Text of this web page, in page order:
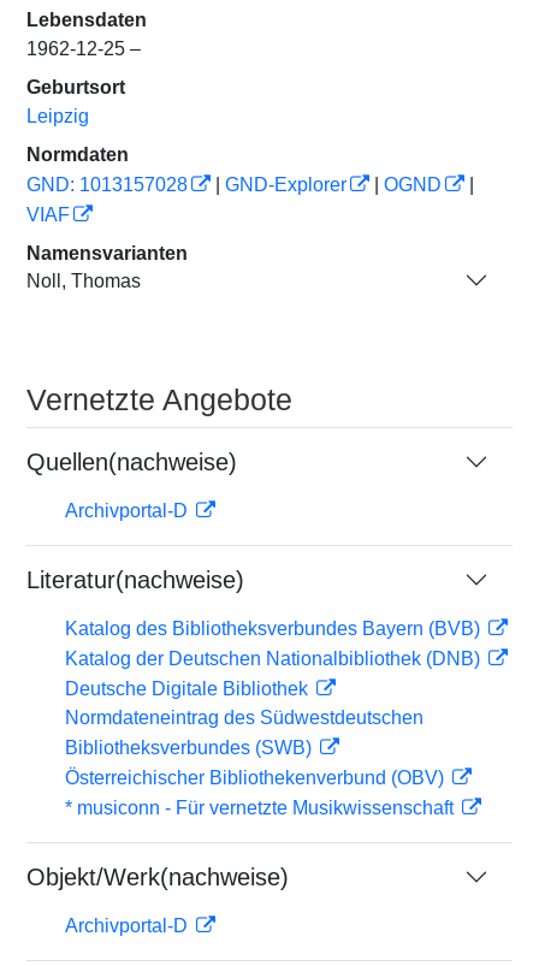
Lebensdaten
1962-12-25 –
Geburtsort
Leipzig
Normdaten
GND: 1013157028
GND-Explorer OGND
VIAF
Namensvarianten
Noll, Thomas
Vernetzte Angebote
Quellen(nachweise)
Archivportal-D
Literatur(nachweise)
Katalog des Bibliotheksverbundes Bayern (BVB)
Katalog der Deutschen Nationalbibliothek (DNB)
Deutsche Digitale Bibliothek
Normdateneintrag des Südwestdeutschen
Bibliotheksverbundes (SWB)
Österreichischer Bibliothekenverbund (OBV)
* musiconn - Für vernetzte Musikwissenschaft
Objekt/Werk(nachweise)
Archivportal-D